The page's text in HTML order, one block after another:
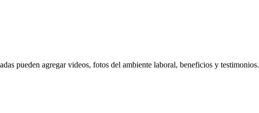
pueden agregar videos, fotos del ambiente laboral, beneficios y testimonios.